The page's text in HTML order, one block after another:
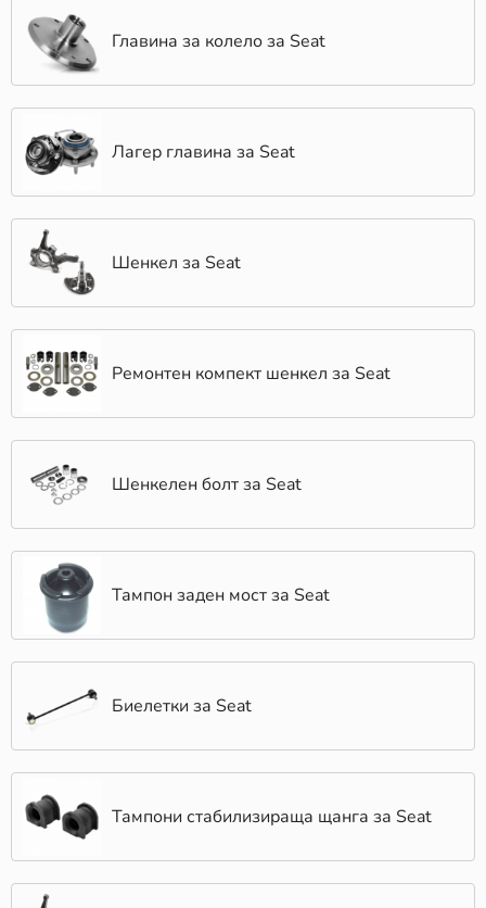
Главина за колело за Seat
Лагер главина за Seat
Шенкел за Seat
Ремонтен компект шенкел за Seat
Шенкелен болт за Seat
Тампон заден мост за Seat
Биелетки за Seat
Тампони стабилизираща щанга за Seat